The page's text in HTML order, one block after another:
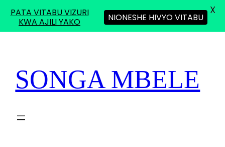
content
SONGA MBELE
PATA VITABU VIZURI
KWA AJILI YAKO
NIONESHE HIVYO VITABU
X